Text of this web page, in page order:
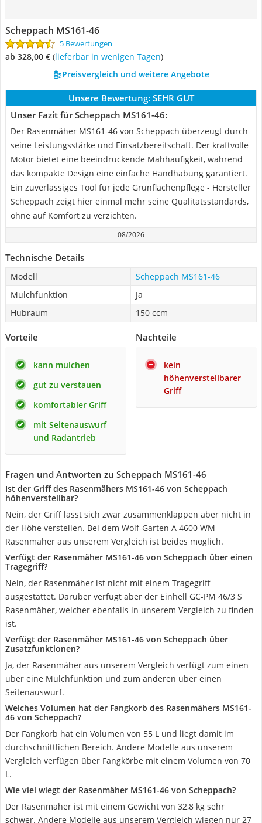
Scheppach MS161-46
5 Bewertungen
ab 328,00 € ( Lieferbar in wenigen Tagen)
Preisvergleich und weitere Angebote
Unsere Bewertung: SEHR GUT
Unser Fazit für Scheppach MS161-46:
Der Rasenmäher MS161-46 von Scheppach überzeugt durch
seine Leistungsstärke und Einsatzbereitschaft. Der kraftvolle
Motor bietet eine beeindruckende Mähhäufigkeit, während
das kompakte Design eine einfache Handhabung garantiert.
Ein zuverlässiges Tool für jede Grünflächenpflege - Hersteller
Scheppach zeigt hier einmal mehr seine Qualitätsstandards,
ohne auf Komfort zu verzichten.
08/2026
Technische Details
Modell
Scheppach MS161-46
Mulchfunktion
Ja
Hubraum
150 ccm
Vorteile
kann mulchen
gut zu verstauen
komfortabler Griff
mit Seitenauswurf
und Radantrieb
Nachteile
kein
höhenverstellbarer
Griff
Fragen und Antworten zu Scheppach MS161-46
Ist der Griff des Rasenmähers MS161-46 von Scheppach
höhenverstellbar?
Nein, der Griff lässt sich zwar zusammenklappen aber nicht in
der Höhe verstellen. Bei dem Wolf-Garten A 4600 WM
Rasenmäher aus unserem Vergleich ist beides möglich.
Verfügt der Rasenmäher MS161-46 von Scheppach über einen
Tragegriff?
Nein, der Rasenmäher ist nicht mit einem Tragegriff
ausgestattet. Darüber verfügt aber der Einhell GC-PM 46/3 S
Rasenmäher, welcher ebenfalls in unserem Vergleich zu finden
ist.
Verfügt der Rasenmäher MS161-46 von Scheppach über
Zusatzfunktionen?
Ja, der Rasenmäher aus unserem Vergleich verfügt zum einen
über eine Mulchfunktion und zum anderen über einen
Seitenauswurf.
Welches Volumen hat der Fangkorb des Rasenmähers MS161-
46 von Scheppach?
Der Fangkorb hat ein Volumen von 55 L und liegt damit im
durchschnittlichen Bereich. Andere Modelle aus unserem
Vergleich verfügen über Fangkörbe mit einem Volumen von 70
L.
Wie viel wiegt der Rasenmäher MS161-46 von Scheppach?
Der Rasenmäher ist mit einem Gewicht von 32,8 kg sehr
schwer. Andere Modelle aus unserem Vergleich wiegen nur 27